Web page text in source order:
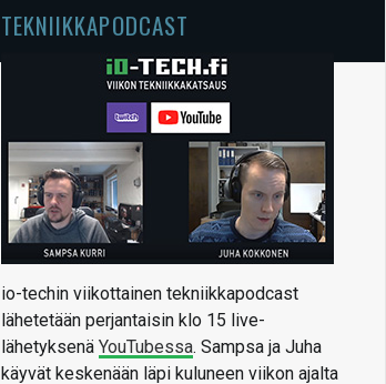
TEKNIIKKAPODCAST
io-techin viikottainen tekniikkapodcast
lähetetään perjantaisin klo 15 live-
lähetyksenä YouTubessa. Sampsa ja Juha
käyvät keskenään läpi kuluneen viikon ajalta